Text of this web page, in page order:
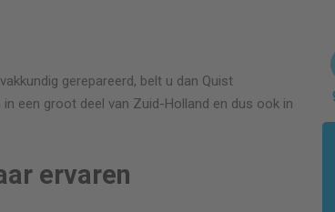
gerepareerd, belt u dan Quist
een groot deel van Zuid-Holland en dus ook in
ervaren